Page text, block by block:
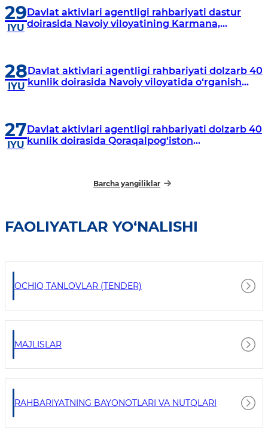
29
IYU
Davlat aktivlari agentligi rahbariyati dastur
doirasida Navoiy viloyatining Karmana,
28
IYU
Davlat aktivlari agentligi rahbariyati dolzarb 40
kunlik doirasida Navoiy viloyatida o‘rganish
27
IYU
Davlat aktivlari agentligi rahbariyati dolzarb 40
kunlik doirasida Qoraqalpog‘iston
Barcha yangiliklar
FAOLIYATLAR YO‘NALISHI
OCHIQ TANLOVLAR (TENDER)
MAJLISLAR
RAHBARIYATNING BAYONOTLARI VA NUTQLARI